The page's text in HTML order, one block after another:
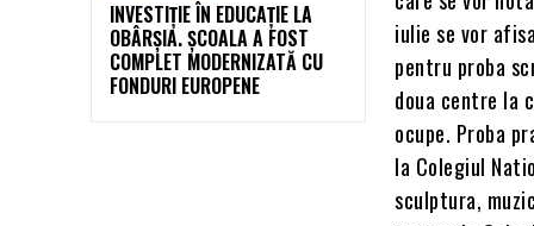
INVESTIȚIE ÎN EDUCAȚIE LA
OBÂRȘIA. ȘCOALA A FOST
COMPLET MODERNIZATĂ CU
FONDURI EUROPENE
iulie se vor
pentru proba
doua centre la
ocupe. Proba
la Colegiul
sculptura,